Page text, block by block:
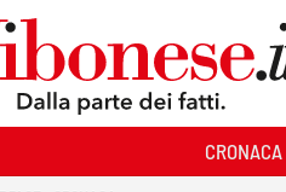
CRONACA